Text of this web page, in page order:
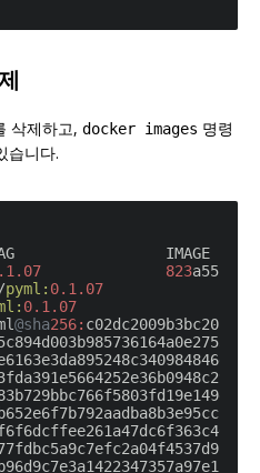
삭제하고, docker images 명령
습니다.
TAG                 IMAGE
.07 823
pyml: 0.1 .07
0.1 .07
@sha256: